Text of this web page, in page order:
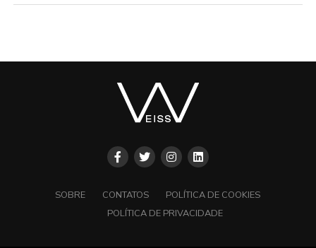
SOBRE CONTATOS
POLÍTICA DE COOKIES
POLÍTICA DE PRIVACIDADE